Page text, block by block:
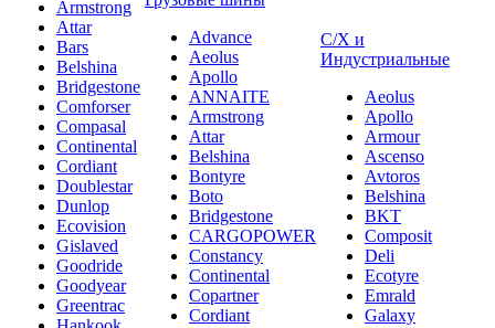
Armstrong
Attar
Bars
Belshina
Bridgestone
Comforser
Compasal
Continental
Cordiant
Doublestar
Dunlop
Ecovision
Gislaved
Goodride
Goodyear
Greentrac
Advance
Aeolus
Apollo
ANNAITE
Armstrong
Attar
Belshina
Bontyre
Boto
Bridgestone
CARGOPOWER
Constancy
Continental
Copartner
Cordiant
С/Х и
Индустриальные
Aeolus
Apollo
Armour
Ascenso
Avtoros
Belshina
BKT
Composit
Deli
Ecotyre
Emrald
Galaxy